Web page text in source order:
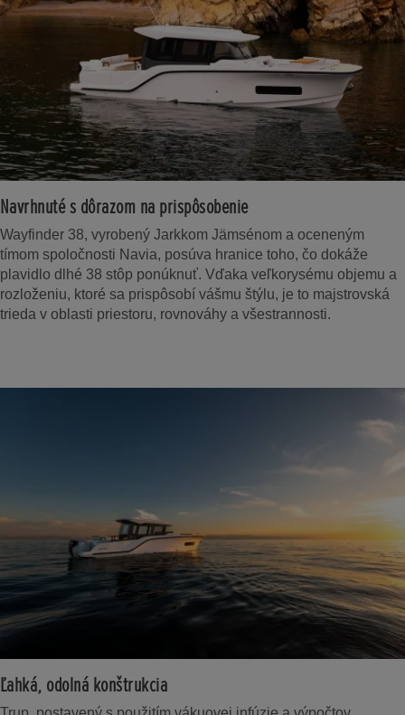
Navrhnuté s dôrazom na prispôsobenie
Wayfinder 38, vyrobený Jarkkom Jämsénom a oceneným
tímom spoločnosti Navia, posúva hranice toho, čo dokáže
plavidlo dlhé 38 stôp ponúknuť. Vďaka veľkorysému objemu a
rozloženiu, ktoré sa prispôsobí vášmu štýlu, je to majstrovská
trieda v oblasti priestoru, rovnováhy a všestrannosti.
Ľahká, odolná konštrukcia